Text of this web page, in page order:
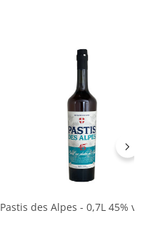
Pastis des Alpes - 0,7L 45% vol